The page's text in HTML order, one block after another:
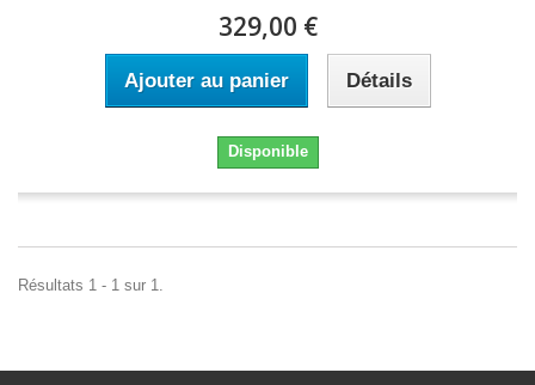
329,00 €
Ajouter au panier Détails
Disponible
Résultats 1 - 1 sur 1.